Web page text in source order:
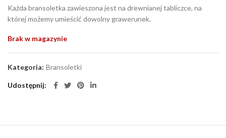
Każda bransoletka zawieszona jest na drewnianej tabliczce, na
której możemy umieścić dowolny grawerunek.
Brak w magazynie
Kategoria: Bransoletki
Udostępnij